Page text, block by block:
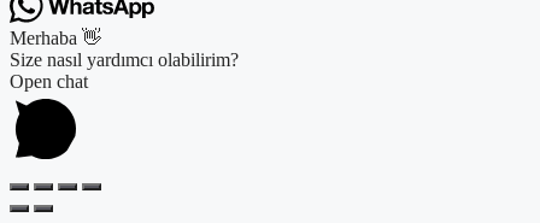
Merhaba 👋
Size nasıl yardımcı olabilirim?
Open chat